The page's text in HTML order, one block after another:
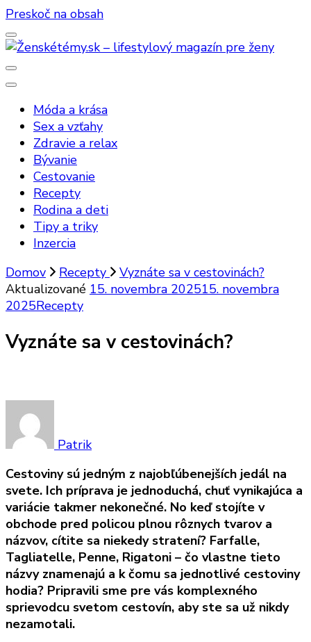
Preskoč na obsah
Ženskétémy.sk – lifestylový magazín
pre ženy
Móda a krása
Sex a vzťahy
Zdravie a relax
Bývanie
Cestovanie
Recepty
Rodina a deti
Tipy a triky
Inzercia
Domov
Recepty
Vyznáte sa v cestovinách?
Aktualizované 15. novembra 202515. novembra
2025Recepty
Vyznáte sa v cestovinách?
Patrik
Cestoviny sú jedným z najobľúbenejších jedál na
svete. Ich príprava je jednoduchá, chuť vynikajúca a
variácie takmer nekonečné. No keď stojíte v
obchode pred policou plnou rôznych tvarov a
názvov, cítite sa niekedy stratení? Farfalle,
Tagliatelle, Penne, Rigatoni – čo vlastne tieto
názvy znamenajú a k čomu sa jednotlivé cestoviny
hodia? Pripravili sme pre vás komplexného
sprievodcu svetom cestovín, aby ste sa už nikdy
nezamotali.